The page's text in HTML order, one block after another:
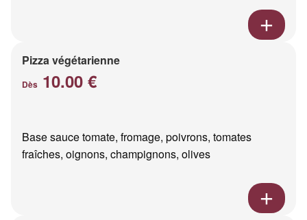
Pizza végétarienne
Dès 10.00 €
Base sauce tomate, fromage, poivrons, tomates
fraîches, oignons, champignons, olives